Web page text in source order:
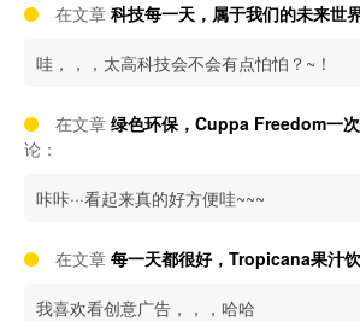
在文章 科技每一天，属于我们的未来世
哇，，，太高科技会不会有点怕怕？~！
在文章 绿色环保，Cuppa Freedom一
论：
咔咔···看起来真的好方便哇~~~
在文章 每一天都很好，Tropicana果汁
我喜欢看创意广告，，，哈哈